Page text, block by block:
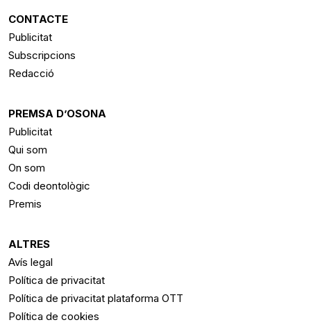
CONTACTE
Publicitat
Subscripcions
Redacció
PREMSA D’OSONA
Publicitat
Qui som
On som
Codi deontològic
Premis
ALTRES
Avís legal
Política de privacitat
Política de privacitat plataforma OTT
Política de cookies